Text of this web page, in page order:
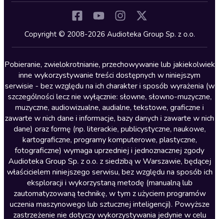
Kryminały
Lektury szkolne
Literatura anglojęzyczna
Literatura faktu
Literatura obyczajowa
Literatura piękna obca
Literatura piękna polska
Nagrania relaksacyjne
Nauka języków
Nauki humanistyczne
Podcasty i audycje
Polityka
Copyright © 2008-2026 Audioteka Group Sp. z o.o.
Pobieranie, zwielokrotnianie, przechowywanie lub jakiekolwiek
inne wykorzystywanie treści dostępnych w niniejszym
serwisie - bez względu na ich charakter i sposób wyrażenia (w
szczególności lecz nie wyłącznie: słowne, słowno-muzyczne,
muzyczne, audiowizualne, audialne, tekstowe, graficzne i
zawarte w nich dane i informacje, bazy danych i zawarte w nich
dane) oraz formę (np. literackie, publicystyczne, naukowe,
kartograficzne, programy komputerowe, plastyczne,
fotograficzne) wymaga uprzedniej i jednoznacznej zgody
Audioteka Group Sp. z o.o. z siedzibą w Warszawie, będącej
właścicielem niniejszego serwisu, bez względu na sposób ich
eksploracji i wykorzystaną metodę (manualną lub
zautomatyzowaną technikę, w tym z użyciem programów
uczenia maszynowego lub sztucznej inteligencji). Powyższe
zastrzeżenie nie dotyczy wykorzystywania jedynie w celu